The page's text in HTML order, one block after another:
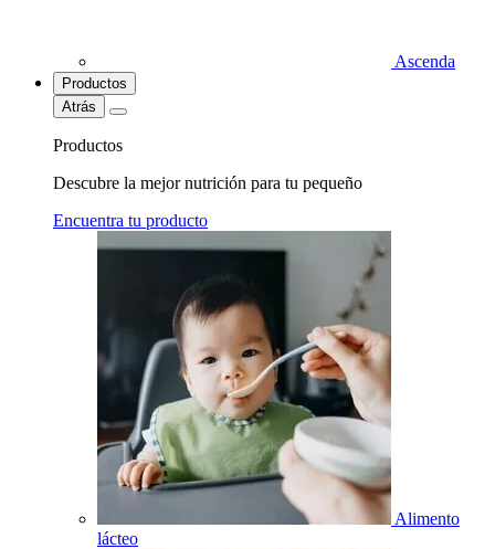
Ascenda
Productos
Atrás
Productos
Descubre la mejor nutrición para tu pequeño
Encuentra tu producto
Alimento
lácteo